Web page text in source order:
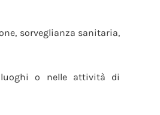
sorveglianza sanitaria,
o nelle attività di